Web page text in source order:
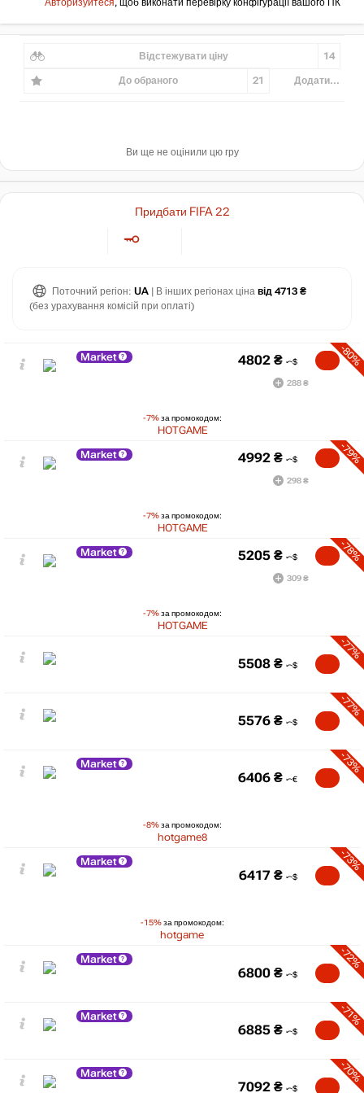
Авторизуйтеся, щоб виконати перевірку конфігурації вашого ПК
Відстежувати ціну 14
До обраного 21 Додати...
Ви ще не оцінили цю гру
Придбати FIFA 22
Поточний регіон: UA | В інших регіонах ціна від 4713 ₴
(без урахування комісій при оплаті)
Market
-7%за промокодом:
HOTGAME
-80%
4802 ₴
288 ₴
Market
-7%за промокодом:
HOTGAME
-79%
4992 ₴
298 ₴
Market
-7%за промокодом:
HOTGAME
-78%
5205 ₴
309 ₴
-77%
5508 ₴
-77%
5576 ₴
Market
-8%за промокодом:
hotgame8
-73%
6406 ₴
Market
-15%за промокодом:
hotgame
-73%
6417 ₴
Market -72%
6800 ₴
Market -71%
6885 ₴
Market -70%
7092 ₴